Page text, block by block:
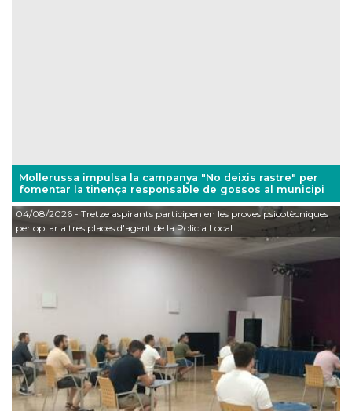
Mollerussa impulsa la campanya "No deixis rastre" per
fomentar la tinença responsable de gossos al municipi
04/08/2026- Tretze aspirants participen en les proves psicotècniques
per optar a tres places d'agent de la Policia Local